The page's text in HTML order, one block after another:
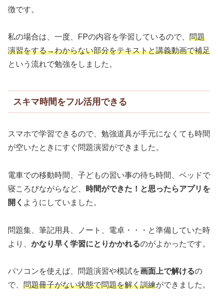
徴です。
私の場合は、一度、FPの内容を学習しているので、 問題
演習をする→わからない部分をテキストと講義動画で補足
という流れで勉強をしました。
スキマ時間をフル活用できる
スマホで学習できるので、勉強道具が手元になくても時間
が空いたときにすぐ問題演習ができました。
電車での移動時間、子どもの習い事の待ち時間、ベッドで
寝ころびながらなど、
時間ができた！と思ったらアプリを
開く ようにしていました。
問題集、筆記用具、ノート、電卓・・・と準備していた時
より、 かなり早く学習にとりかかれるのがよかったです。
パソコンを使えば、問題演習や模試を画面上で解けるの
で、 問題冊子がない状態で問題を解く訓練ができました。